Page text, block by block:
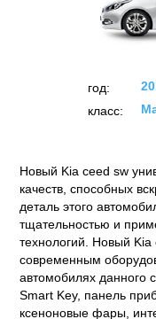
класс:
Новый Kia ceed sw
качеств, способных
деталь этого
тщательностью и
технологий. Новый